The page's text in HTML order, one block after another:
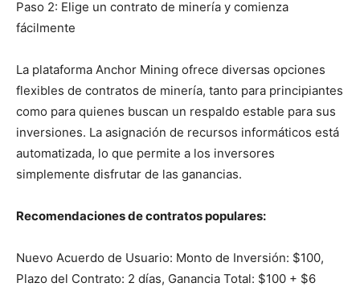
Paso 2: Elige un contrato de minería y comienza
fácilmente
La plataforma Anchor Mining ofrece diversas opciones
flexibles de contratos de minería, tanto para principiantes
como para quienes buscan un respaldo estable para sus
inversiones. La asignación de recursos informáticos está
automatizada, lo que permite a los inversores
simplemente disfrutar de las ganancias.
Recomendaciones de contratos populares:
Nuevo Acuerdo de Usuario: Monto de Inversión: $100,
Plazo del Contrato: 2 días, Ganancia Total: $100 + $6